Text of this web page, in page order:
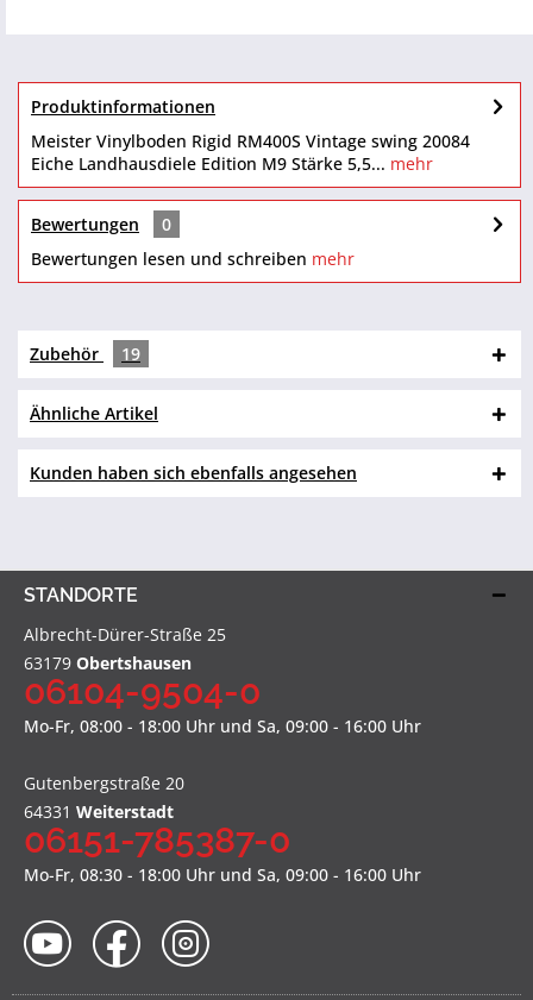
Produktinformationen
Meister Vinylboden Rigid RM400S Vintage swing 20084
Eiche Landhausdiele Edition M9 Stärke 5,5... mehr
Bewertungen
0
Bewertungen lesen und schreiben mehr
Zubehör 19
Ähnliche Artikel
Kunden haben sich ebenfalls angesehen
STANDORTE
Albrecht-Dürer-Straße 25
63179 Obertshausen
06104-9504-0
Mo-Fr, 08:00 - 18:00 Uhr und Sa, 09:00 - 16:00 Uhr
Gutenbergstraße 20
64331 Weiterstadt
06151-785387-0
Mo-Fr, 08:30 - 18:00 Uhr und Sa, 09:00 - 16:00 Uhr